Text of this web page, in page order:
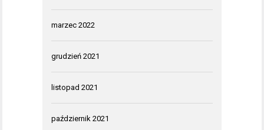
marzec 2022
grudzień 2021
listopad 2021
październik 2021